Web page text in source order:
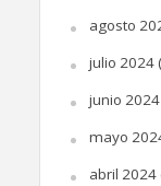
agosto
julio 2024
junio 2024
mayo
abril 2024